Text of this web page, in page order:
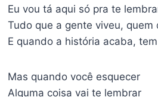
Eu vou tá aqui só pra te
Tudo que a gente viveu, quem
E quando a história acaba,
Mas quando você esquecer
Alguma coisa vai te lembrar